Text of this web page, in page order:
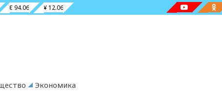
€ 94.06 ¥ 12.06
Экономика